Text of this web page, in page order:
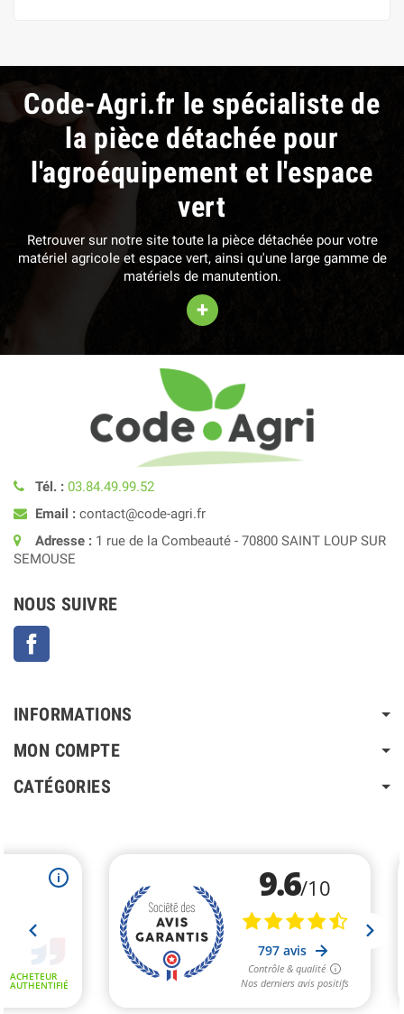
Code-Agri.fr le spécialiste de
la pièce détachée pour
l'agroéquipement et l'espace
vert
Retrouver sur notre site toute la pièce détachée pour votre
matériel agricole et espace vert, ainsi qu'une large gamme de
matériels de manutention.
+
Tél. : 03.84.49.99.52
Email : contact@code-agri.fr
Adresse : 1 rue de la Combeauté - 70800 SAINT LOUP SUR
SEMOUSE
NOUS SUIVRE
INFORMATIONS
MON COMPTE
CATÉGORIES